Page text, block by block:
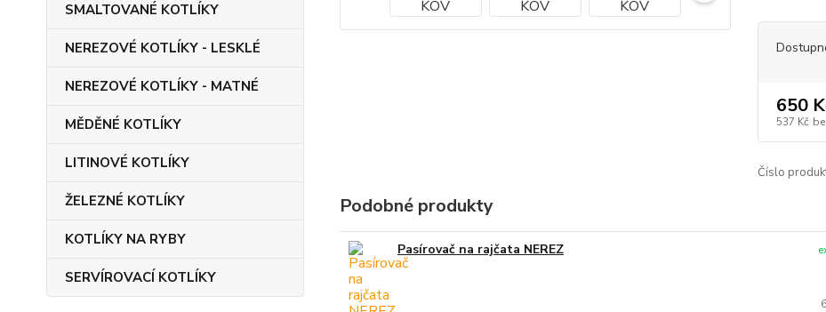
SMALTOVANÉ KOTLÍKY
NEREZOVÉ KOTLÍKY - LESKLÉ
NEREZOVÉ KOTLÍKY - MATNÉ
MĚDĚNÉ KOTLÍKY
LITINOVÉ KOTLÍKY
ŽELEZNÉ KOTLÍKY
KOTLÍKY NA RYBY
SERVÍROVACÍ KOTLÍKY
650
537 Kč
Číslo
Podobné produkty
Pasírovač na rajčata NEREZ